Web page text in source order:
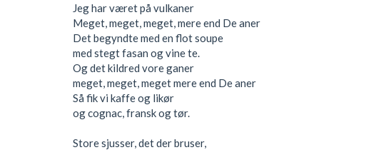
Jeg har været på vulkaner
Meget, meget, meget, mere end De aner
Det begyndte med en flot soupe
med stegt fasan og vine te.
Og det kildred vore ganer
meget, meget, meget mere end De aner
Så fik vi kaffe og likør
og cognac, fransk og tør.
Store sjusser, det der bruser,